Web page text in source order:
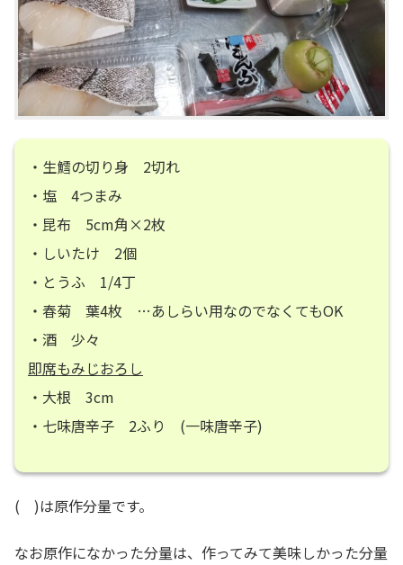
・生鱈の切り身 2切れ
・塩 4つまみ
・昆布 5cm角×2枚
・しいたけ 2個
・とうふ 1/4丁
・春菊 葉4枚 …あしらい用なのでなくてもOK
・酒 少々
即席もみじおろし
・大根 3cm
・七味唐辛子 2ふり (一味唐辛子)
( )は原作分量です。
なお原作になかった分量は、作ってみて美味しかった分量